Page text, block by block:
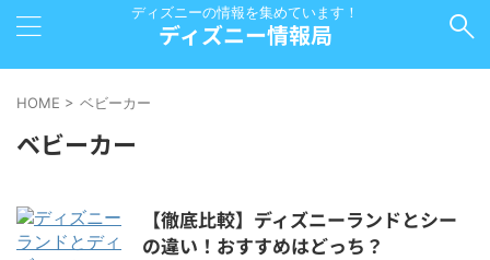
ディズニーの情報を集めています！
ディズニー情報局
HOME > ベビーカー
ベビーカー
【徹底比較】ディズニーランドとシー
の違い！おすすめはどっち？